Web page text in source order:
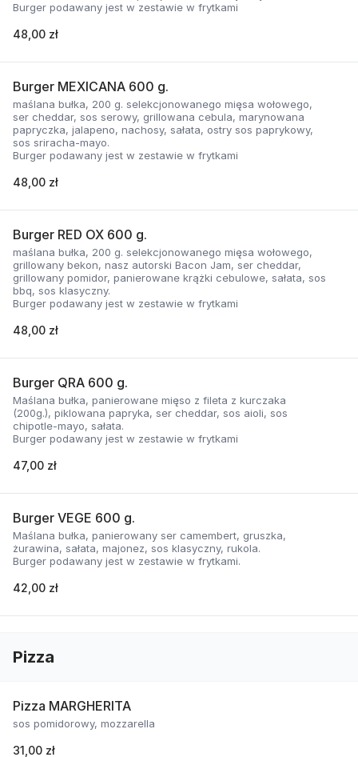
Burger podawany jest w zestawie w frytkami
48,00 zł
Burger MEXICANA 600 g.
maślana bułka, 200 g. selekcjonowanego mięsa wołowego,
ser cheddar, sos serowy, grillowana cebula, marynowana
papryczka, jalapeno, nachosy, sałata, ostry sos paprykowy,
sos sriracha-mayo.
Burger podawany jest w zestawie w frytkami
48,00 zł
Burger RED OX 600 g.
maślana bułka, 200 g. selekcjonowanego mięsa wołowego,
grillowany bekon, nasz autorski Bacon Jam, ser cheddar,
grillowany pomidor, panierowane krążki cebulowe, sałata, sos
bbq, sos klasyczny.
Burger podawany jest w zestawie w frytkami
48,00 zł
Burger QRA 600 g.
Maślana bułka, panierowane mięso z fileta z kurczaka
(200g.), piklowana papryka, ser cheddar, sos aioli, sos
chipotle-mayo, sałata.
Burger podawany jest w zestawie w frytkami
47,00 zł
Burger VEGE 600 g.
Maślana bułka, panierowany ser camembert, gruszka,
żurawina, sałata, majonez, sos klasyczny, rukola.
Burger podawany jest w zestawie w frytkami.
42,00 zł
Pizza
Pizza MARGHERITA
sos pomidorowy, mozzarella
31,00 zł